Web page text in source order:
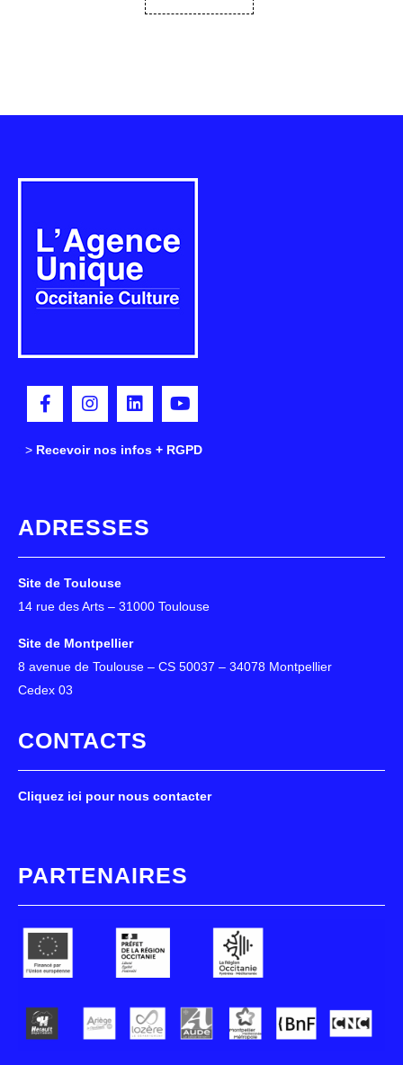
> Recevoir nos infos + RGPD
ADRESSES
Site de Toulouse
14 rue des Arts – 31000 Toulouse
Site de Montpellier
8 avenue de Toulouse – CS 50037 – 34078 Montpellier
Cedex 03
CONTACTS
Cliquez ici pour nous contacter
PARTENAIRES